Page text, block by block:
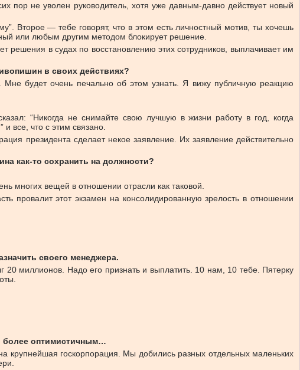
пор не уволен руководитель, хотя уже давным-давно действует новый
Второе — тебе говорят, что в этом есть личностный мотив, ты хочешь
или любым другим методом блокирует решение.
решения в судах по восстановлению этих сотрудников, выплачивает им
в своих действиях?
будет очень печально об этом узнать. Я вижу публичную реакцию
“Никогда не снимайте свою лучшую в жизни работу в год, когда
все, что с этим связано.
президента сделает некое заявление. Их заявление действительно
как-то сохранить на должности?
многих вещей в отношении отрасли как таковой.
провалит этот экзамен на консолидированную зрелость в отношении
своего менеджера.
миллионов. Надо его признать и выплатить. 10 нам, 10 тебе. Пятерку
более оптимистичным…
госкорпорация. Мы добились разных отдельных маленьких